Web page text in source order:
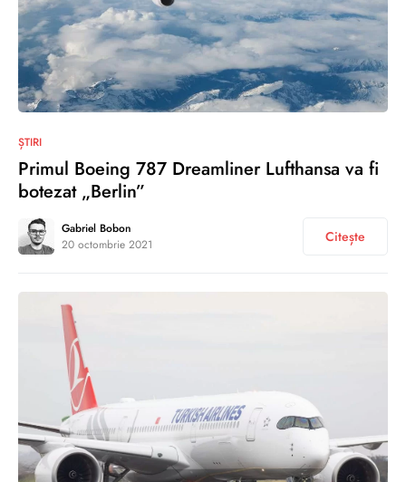
ȘTIRI
Primul Boeing 787 Dreamliner Lufthansa va fi
botezat „Berlin”
Gabriel Bobon
20 octombrie 2021
Citește